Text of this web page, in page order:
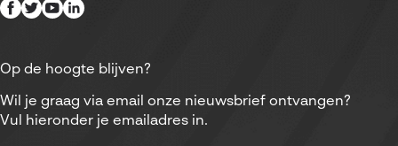
Op de hoogte blijven?
Wil je graag via email onze nieuwsbrief ontvangen?
Vul hieronder je emailadres in.